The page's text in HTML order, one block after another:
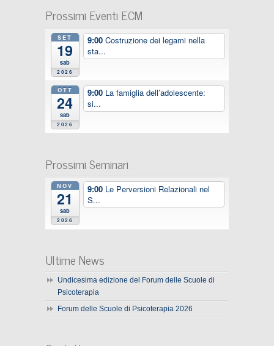
Prossimi Eventi ECM
SET
19
sab
2026
9:00 Costruzione dei legami nella
sta...
OTT
24
sab
2026
9:00 La famiglia dell’adolescente:
si...
Prossimi Seminari
NOV
21
sab
2026
9:00 Le Perversioni Relazionali nel
S...
Ultime News
Undicesima edizione del Forum delle Scuole di
Psicoterapia
Forum delle Scuole di Psicoterapia 2026